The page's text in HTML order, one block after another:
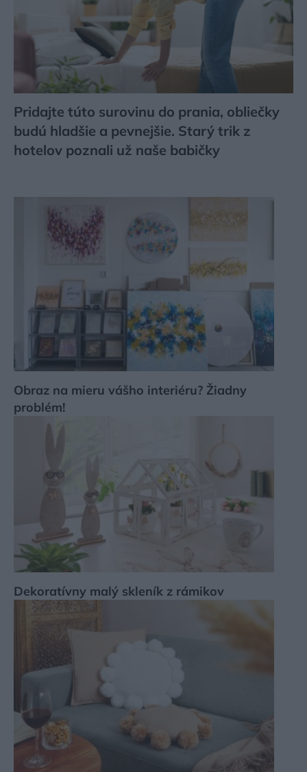
Pridajte túto surovinu do prania, obliečky
budú hladšie a pevnejšie. Starý trik z
hotelov poznali už naše babičky
Obraz na mieru vášho interiéru? Žiadny
problém!
Dekoratívny malý skleník z rámikov